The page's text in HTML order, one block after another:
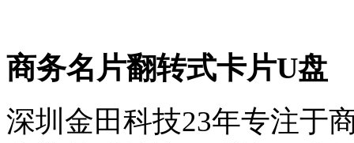
商务名片翻转式卡片U盘
深圳金田科技23年专注于